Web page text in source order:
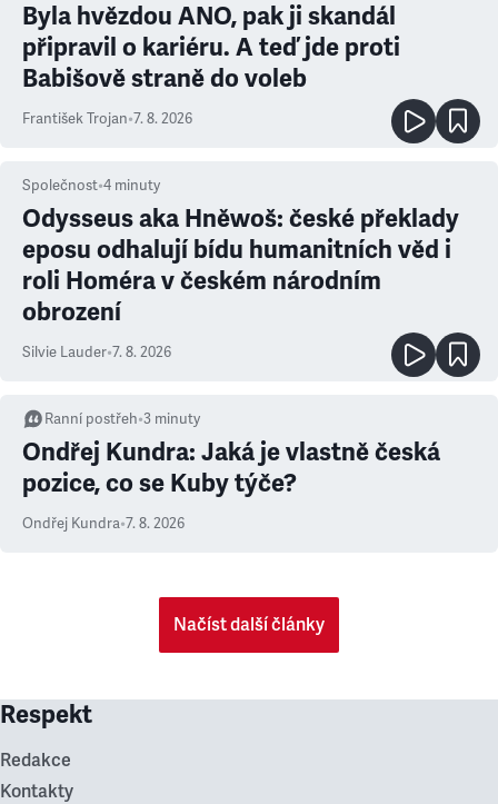
Byla hvězdou ANO, pak ji skandál
připravil o kariéru. A teď jde proti
Babišově straně do voleb
František Trojan•7. 8. 2026
Společnost•4 minuty
Odysseus aka Hněwoš: české překlady
eposu odhalují bídu humanitních věd i
roli Homéra v českém národním
obrození
Silvie Lauder•7. 8. 2026
Ranní postřeh•3 minuty
Ondřej Kundra: Jaká je vlastně česká
pozice, co se Kuby týče?
Ondřej Kundra•7. 8. 2026
Načíst další články
Respekt
Redakce
Kontakty